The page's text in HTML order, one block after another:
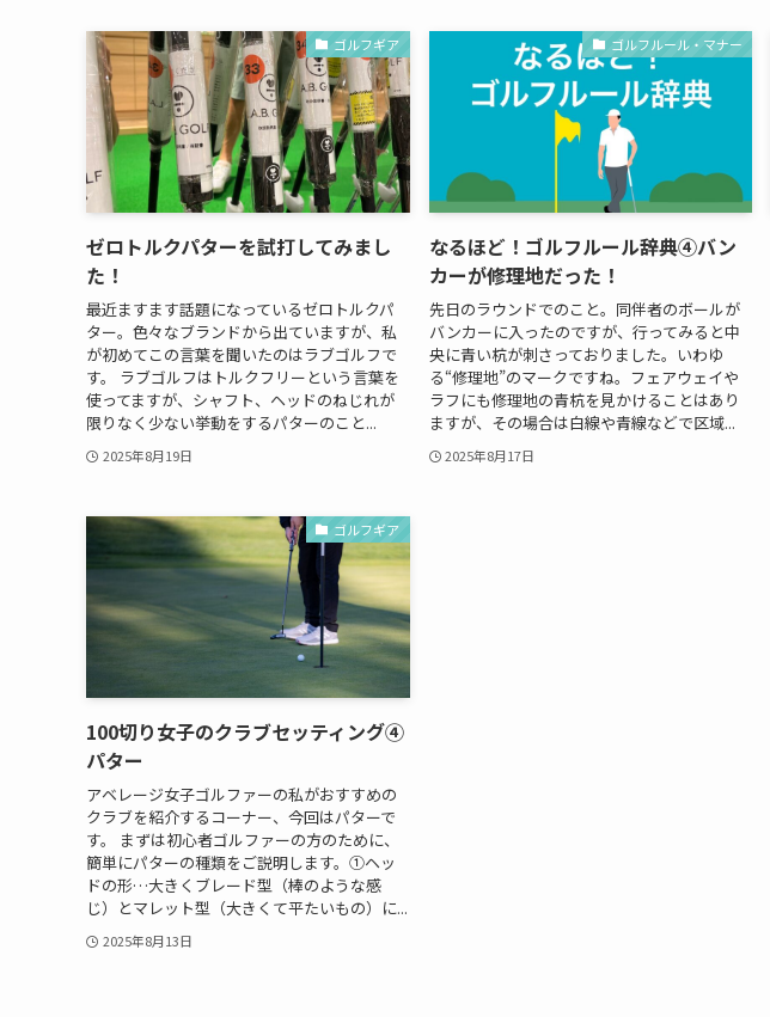
ゴルフギア
ゼロトルクパターを試打してみまし
た！
最近ますます話題になっているゼロトルクパ
ター。色々なブランドから出ていますが、私
が初めてこの言葉を聞いたのはラブゴルフで
す。 ラブゴルフはトルクフリーという言葉を
使ってますが、シャフト、ヘッドのねじれが
限りなく少ない挙動をするパターのこと...
2025年8月19日
ゴルフルール・マナー
なるほど！ゴルフルール辞典④バン
カーが修理地だった！
先日のラウンドでのこと。同伴者のボールが
バンカーに入ったのですが、行ってみると中
央に青い杭が刺さっておりました。いわゆ
る“修理地”のマークですね。フェアウェイや
ラフにも修理地の青杭を見かけることはあり
ますが、その場合は白線や青線などで区域...
2025年8月17日
ゴルフギア
100切り女子のクラブセッティング④
パター
アベレージ女子ゴルファーの私がおすすめの
クラブを紹介するコーナー、今回はパターで
す。 まずは初心者ゴルファーの方のために、
簡単にパターの種類をご説明します。①ヘッ
ドの形…大きくブレード型（棒のような感
じ）とマレット型（大きくて平たいもの）に...
2025年8月13日